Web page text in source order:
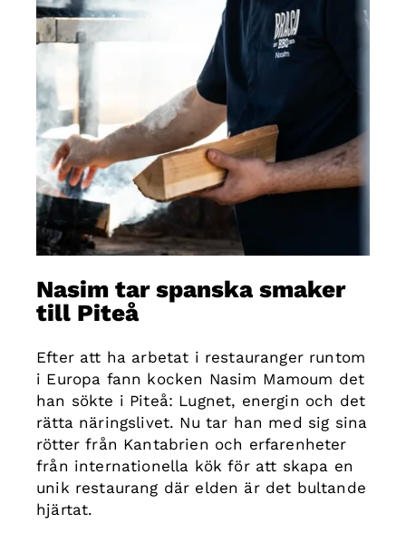
Nasim tar spanska smaker
till Piteå
Efter att ha arbetat i restauranger runtom
i Europa fann kocken Nasim Mamoum det
han sökte i Piteå: Lugnet, energin och det
rätta näringslivet. Nu tar han med sig sina
rötter från Kantabrien och erfarenheter
från internationella kök för att skapa en
unik restaurang där elden är det bultande
hjärtat.